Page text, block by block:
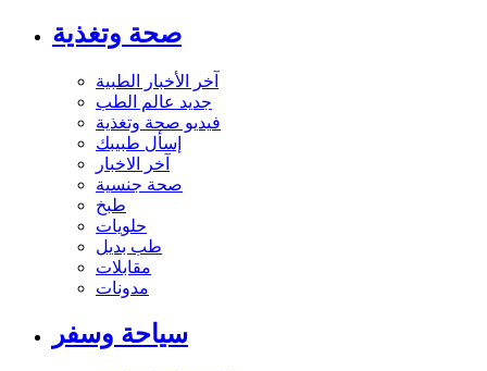
صحة وتغذية
آخر الأخبار الطبية
جديد عالم الطب
فيديو صحة وتغذية
إسأل طبيبك
آخر الاخبار
صحة جنسية
طبخ
حلويات
طب بديل
مقابلات
مدونات
سياحة وسفر